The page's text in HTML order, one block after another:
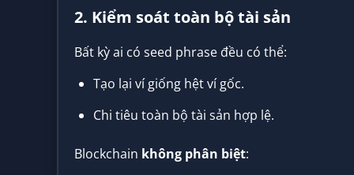
2. Kiểm soát toàn bộ tài sản
Bất kỳ ai có seed phrase đều có thể:
Tạo lại ví giống hệt ví gốc.
Chi tiêu toàn bộ tài sản hợp lệ.
Blockchain không phân biệt: